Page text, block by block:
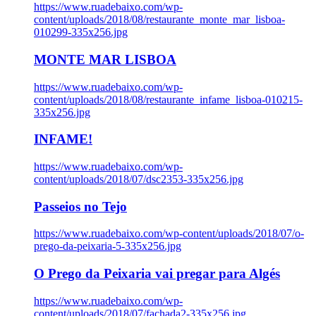
https://www.ruadebaixo.com/wp-
content/uploads/2018/08/restaurante_monte_mar_lisboa-
010299-335x256.jpg
MONTE MAR LISBOA
https://www.ruadebaixo.com/wp-
content/uploads/2018/08/restaurante_infame_lisboa-010215-
335x256.jpg
INFAME!
https://www.ruadebaixo.com/wp-
content/uploads/2018/07/dsc2353-335x256.jpg
Passeios no Tejo
https://www.ruadebaixo.com/wp-content/uploads/2018/07/o-
prego-da-peixaria-5-335x256.jpg
O Prego da Peixaria vai pregar para Algés
https://www.ruadebaixo.com/wp-
content/uploads/2018/07/fachada2-335x256.jpg